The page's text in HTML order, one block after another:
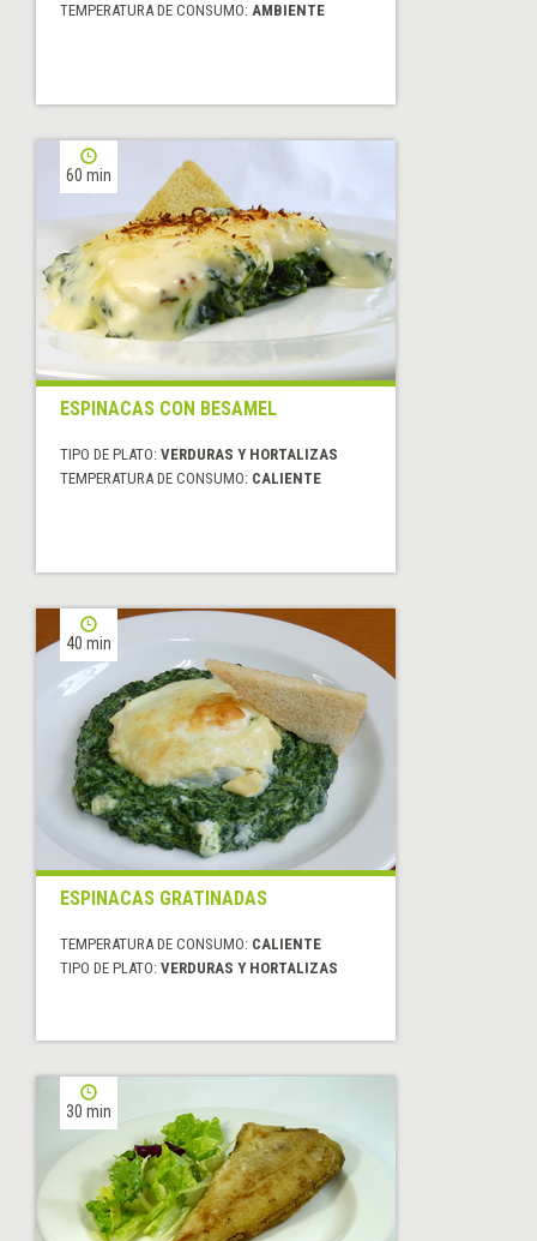
TEMPERATURA DE CONSUMO: AMBIENTE
60 min
ESPINACAS CON BESAMEL
TIPO DE PLATO: VERDURAS Y HORTALIZAS
TEMPERATURA DE CONSUMO: CALIENTE
40 min
ESPINACAS GRATINADAS
TEMPERATURA DE CONSUMO: CALIENTE
TIPO DE PLATO: VERDURAS Y HORTALIZAS
30 min